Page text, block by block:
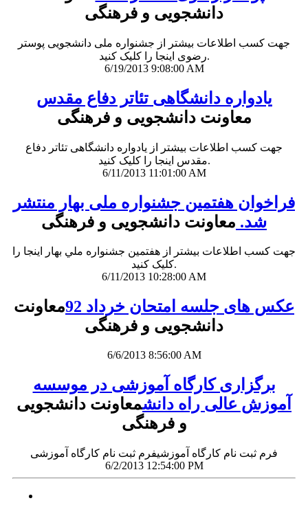
دانشجویی و فرهنگی
جهت کسب اطلاعات بیشتر از جشنواره ملی دانشجویی پوستر
رضوی اینجا را کلیک کنید.
6/19/2013 9:08:00 AM
یادواره دانشگاهی تئاتر دفاع مقدس
معاونت دانشجویی و فرهنگی
جهت کسب اطلاعات بیشتر از یادواره دانشگاهی تئاتر دفاع
مقدس اینجا را کلیک کنید.
6/11/2013 11:01:00 AM
فراخوان هفتمین جشنواره ملی بهار منتشر
شد. معاونت دانشجویی و فرهنگی
جهت کسب اطلاعات بیشتر از هفتمين جشنواره ملي بهار اینجا را
کلیک کنید.
6/11/2013 10:28:00 AM
عکس های جلسه امتحان خرداد 92
معاونت
دانشجویی و فرهنگی
6/6/2013 8:56:00 AM
برگزاری کارگاه آموزشی در موسسه
آموزش عالی راه دانشمعاونت دانشجویی
و فرهنگی
فرم ثبت نام کارگاه آموزشیفرم ثبت نام کارگاه آموزشی
6/2/2013 12:54:00 PM